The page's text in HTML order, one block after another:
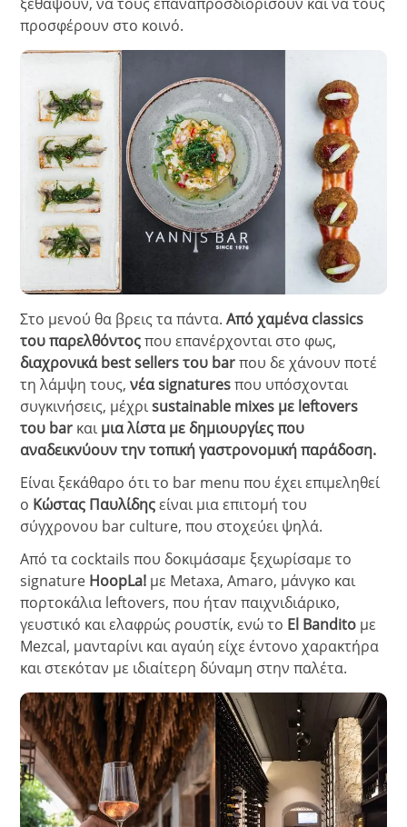
προσφέρουν στο κοινό.
Στο μενού θα βρεις τα πάντα.Από χαμένα classics
του παρελθόντοςπου επανέρχονται στο φως,
διαχρονικά best sellers του barπου δε χάνουν ποτέ
τη λάμψη τους,νέα signaturesπου υπόσχονται
συγκινήσεις, μέχριsustainable mixes με leftovers
του bar και μια λίστα με δημιουργίες που
αναδεικνύουν την τοπική γαστρονομική παράδοση.
Είναι ξεκάθαρο ότι το bar menu που έχει επιμεληθεί
ο Κώστας Παυλίδηςείναι μια επιτομή του
σύγχρονου bar culture, που στοχεύει ψηλά.
Από τα cocktails που δοκιμάσαμε ξεχωρίσαμε το
signature HoopLa! με Metaxa, Amaro, μάνγκο και
πορτοκάλια leftovers, που ήταν παιχνιδιάρικο,
γευστικό και ελαφρώς ρουστίκ, ενώ το El Bandito με
Mezcal, μανταρίνι και αγαύη είχε έντονο χαρακτήρα
και στεκόταν με ιδιαίτερη δύναμη στην παλέτα.